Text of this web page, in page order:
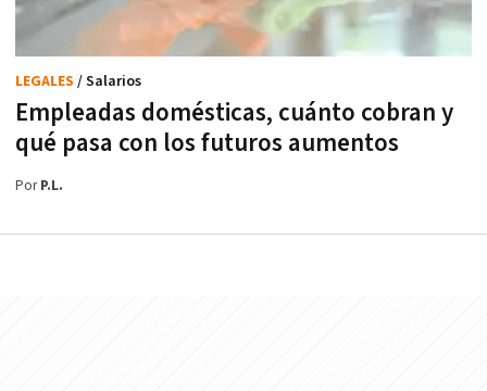
Empleadas domésticas, cuánto cobran y
qué pasa con los futuros aumentos
LEGALES / Salarios
PorP.L.